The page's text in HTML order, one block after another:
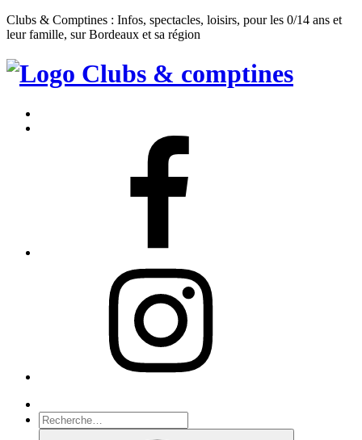
Clubs & Comptines : Infos, spectacles, loisirs, pour les 0/14 ans et
leur famille, sur Bordeaux et sa région
Clubs
Comptines
Recherche
pour